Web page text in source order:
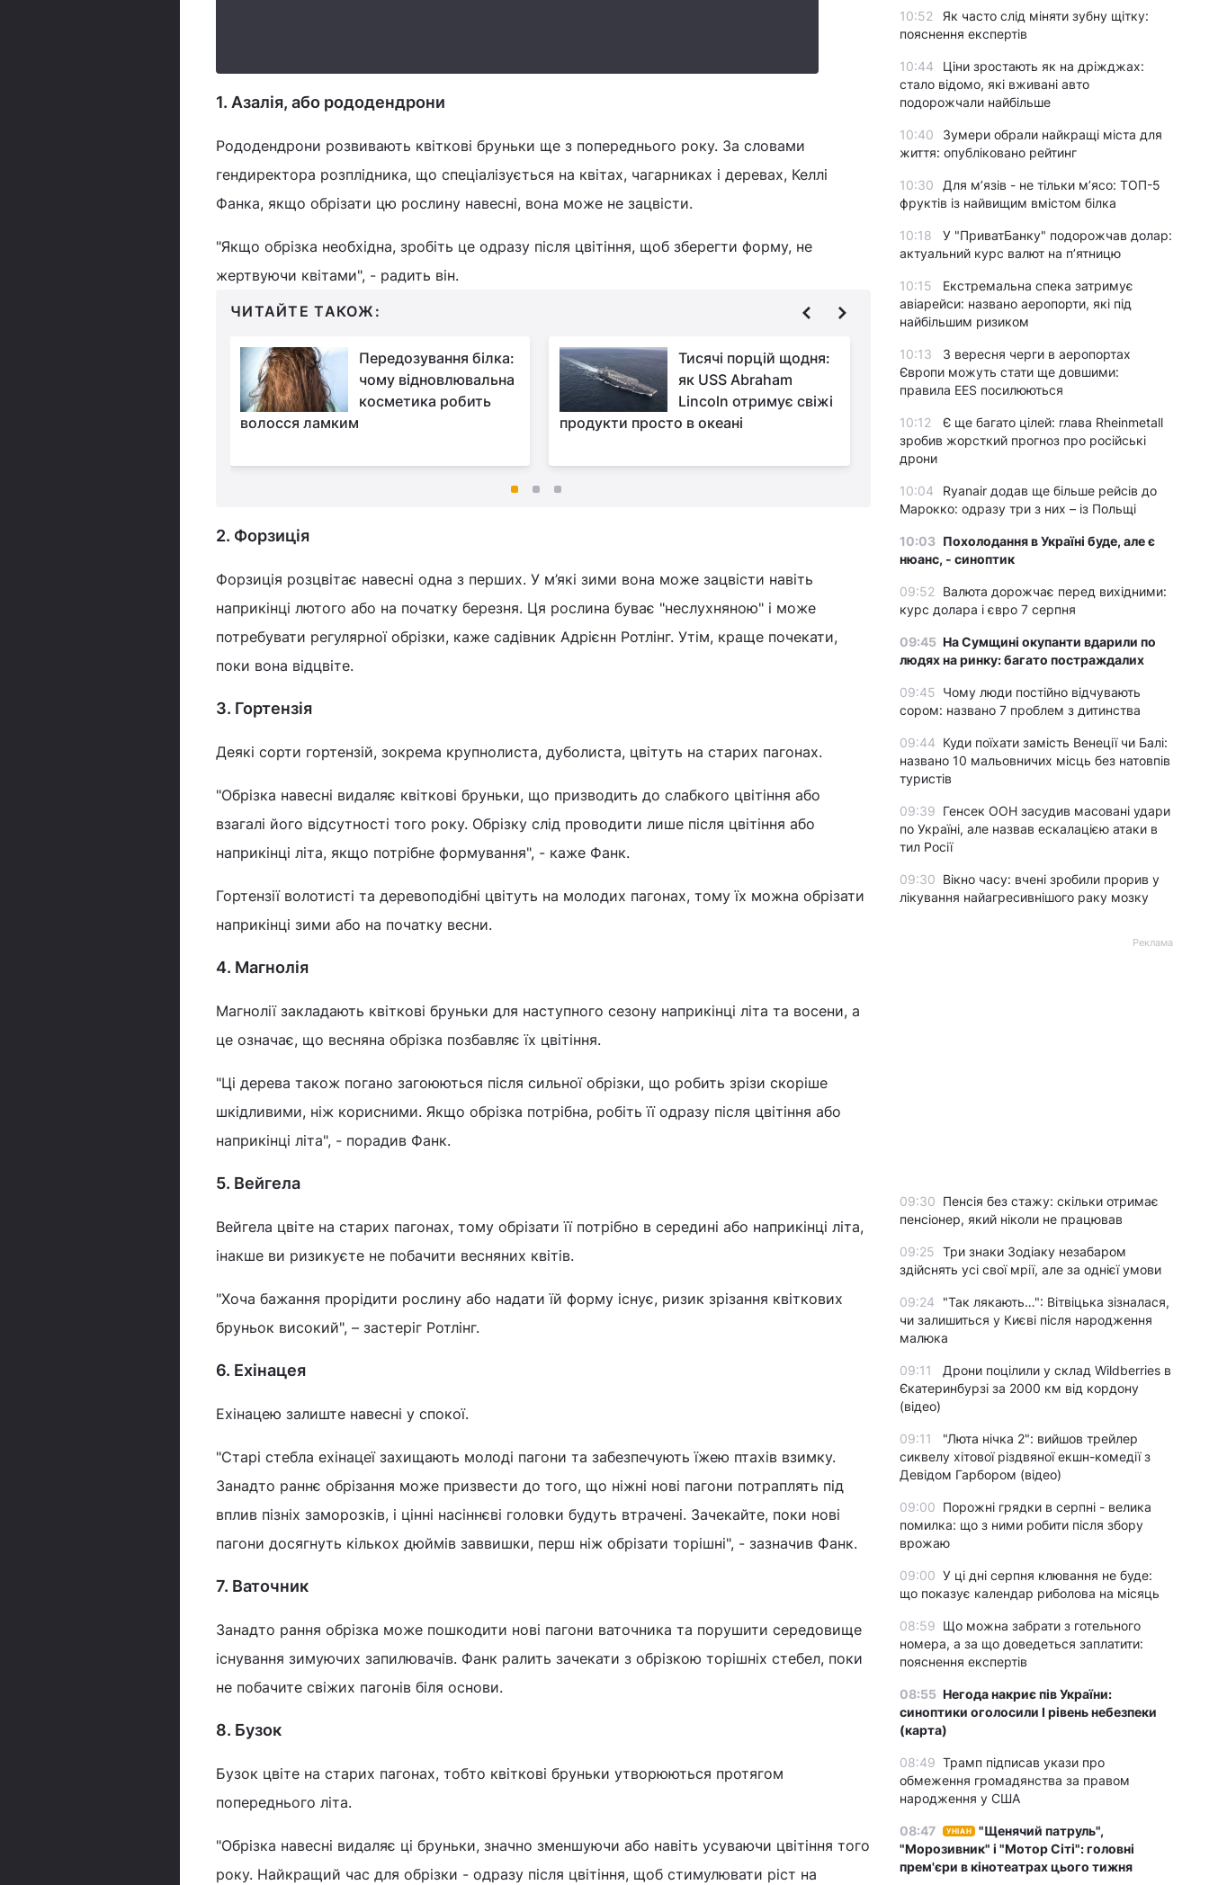
1. Азалія, або рододендрони
Рододендрони розвивають квіткові бруньки ще з попереднього року. За словами
гендиректора розплідника, що спеціалізується на квітах, чагарниках і деревах, Келлі
Фанка, якщо обрізати цю рослину навесні, вона може не зацвісти.
"Якщо обрізка необхідна, зробіть це одразу після цвітіння, щоб зберегти форму, не
жертвуючи квітами", - радить він.
ЧИТАЙТЕ ТАКОЖ:
Передозування білка:
чому відновлювальна
косметика робить
волосся ламким
Тисячі порцій щодня:
як USS Abraham
Lincoln отримує свіжі
продукти просто в океані
Як позбутися
жирного нальоту на
кухонних шафах:
експерти назвали прості домашні
засоби
2. Форзиція
Форзиція розцвітає навесні одна з перших. У м’які зими вона може зацвісти навіть
наприкінці лютого або на початку березня. Ця рослина буває "неслухняною" і може
потребувати регулярної обрізки, каже садівник Адрієнн Ротлінг. Утім, краще почекати,
поки вона відцвіте.
3. Гортензія
Деякі сорти гортензій, зокрема крупнолиста, дуболиста, цвітуть на старих пагонах.
"Обрізка навесні видаляє квіткові бруньки, що призводить до слабкого цвітіння або
взагалі його відсутності того року. Обрізку слід проводити лише після цвітіння або
наприкінці літа, якщо потрібне формування", - каже Фанк.
Гортензії волотисті та деревоподібні цвітуть на молодих пагонах, тому їх можна обрізати
наприкінці зими або на початку весни.
4. Магнолія
Магнолії закладають квіткові бруньки для наступного сезону наприкінці літа та восени, а
це означає, що весняна обрізка позбавляє їх цвітіння.
"Ці дерева також погано загоюються після сильної обрізки, що робить зрізи скоріше
шкідливими, ніж корисними. Якщо обрізка потрібна, робіть її одразу після цвітіння або
наприкінці літа", - порадив Фанк.
5. Вейгела
Вейгела цвіте на старих пагонах, тому обрізати її потрібно в середині або наприкінці літа,
інакше ви ризикуєте не побачити весняних квітів.
"Хоча бажання прорідити рослину або надати їй форму існує, ризик зрізання квіткових
бруньок високий", – застеріг Ротлінг.
6. Ехінацея
Ехінацею залиште навесні у спокої.
"Старі стебла ехінацеї захищають молоді пагони та забезпечують їжею птахів взимку.
Занадто раннє обрізання може призвести до того, що ніжні нові пагони потраплять під
вплив пізніх заморозків, і цінні насіннєві головки будуть втрачені. Зачекайте, поки нові
пагони досягнуть кількох дюймів заввишки, перш ніж обрізати торішні", - зазначив Фанк.
7. Ваточник
Занадто рання обрізка може пошкодити нові пагони ваточника та порушити середовище
існування зимуючих запилювачів. Фанк ралить зачекати з обрізкою торішніх стебел, поки
не побачите свіжих пагонів біля основи.
8. Бузок
Бузок цвіте на старих пагонах, тобто квіткові бруньки утворюються протягом
попереднього літа.
"Обрізка навесні видаляє ці бруньки, значно зменшуючи або навіть усуваючи цвітіння того
року. Найкращий час для обрізки - одразу після цвітіння, щоб стимулювати ріст на
10:52
Як часто слід міняти зубну щітку:
пояснення експертів
10:44
Ціни зростають як на дріжджах:
стало відомо, які вживані авто
подорожчали найбільше
10:40
Зумери обрали найкращі міста для
життя: опубліковано рейтинг
10:30
Для м’язів - не тільки м’ясо: ТОП-5
фруктів із найвищим вмістом білка
10:18
У "ПриватБанку" подорожчав долар:
актуальний курс валют на п’ятницю
10:15
Екстремальна спека затримує
авіарейси: названо аеропорти, які під
найбільшим ризиком
10:13
З вересня черги в аеропортах
Європи можуть стати ще довшими:
правила EES посилюються
10:12
Є ще багато цілей: глава Rheinmetall
зробив жорсткий прогноз про російські
дрони
10:04
Ryanair додав ще більше рейсів до
Марокко: одразу три з них – із Польщі
10:03 Похолодання в Україні буде, але є
нюанс, - синоптик
09:52
Валюта дорожчає перед вихідними:
курс долара і євро 7 серпня
09:45 На Сумщині окупанти вдарили по
людях на ринку: багато постраждалих
09:45 Чому люди постійно відчувають
сором: названо 7 проблем з дитинства
09:44 Куди поїхати замість Венеції чи Балі:
названо 10 мальовничих місць без натовпів
туристів
09:39 Генсек ООН засудив масовані удари
по Україні, але назвав ескалацією атаки в
тил Росії
09:30 Вікно часу: вчені зробили прорив у
лікування найагресивнішого раку мозку
Реклама
09:30 Пенсія без стажу: скільки отримає
пенсіонер, який ніколи не працював
09:25 Три знаки Зодіаку незабаром
здійснять усі свої мрії, але за однієї умови
09:24
"Так лякають…": Вітвіцька зізналася,
чи залишиться у Києві після народження
малюка
09:11
Дрони поцілили у склад Wildberries в
Єкатеринбурзі за 2000 км від кордону
(відео)
09:11
"Люта нічка 2": вийшов трейлер
сиквелу хітової різдвяної екшн-комедії з
Девідом Гарбором (відео)
09:00 Порожні грядки в серпні - велика
помилка: що з ними робити після збору
врожаю
09:00 У ці дні серпня клювання не буде:
що показує календар риболова на місяць
08:59 Що можна забрати з готельного
номера, а за що доведеться заплатити:
пояснення експертів
08:55 Негода накриє пів України:
синоптики оголосили І рівень небезпеки
(карта)
08:49 Трамп підписав укази про
обмеження громадянства за правом
народження у США
08:47 УНІАН
"Щенячий патруль",
"Морозивник" і "Мотор Сіті": головні
прем'єри в кінотеатрах цього тижня